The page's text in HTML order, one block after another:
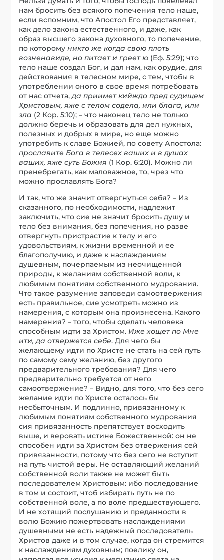
нам бросить без всякого попечения тело наше,
если вспомним, что Апостол Его представляет,
как дело закона естественного, и даже, как
образ высшего закона духовного, то попечение,
по которомуникто же когда свою плоть
возненавиде, но питает и греет ю (Еф. 5:29); что
тело наше создал Бог, и дал нам, как орудие, для
действования в телесном мире, с тем, чтобы в
употреблении оного в свое время потребовать
от нас отчета,да приимет кийждо пред судищем
Христовым, яже с телом содела, или блага, или
зла (2 Кор. 5:10); – что наконец тело не только
должно беречь и образовать для дел нужных,
полезных и добрых в мире, но еще можно
употребить к славе Божией, по совету Апостола:
прославите Бога в телесех ваших и в душах
ваших, яже суть Божия (1 Кор. 6:20). Можно ли
пренебрегать, как маловажное, то, чрез что
можно прославлять Бога?
И так, что же значит отвергнуться себя? – Из
сказанного, по необходимости, надлежит
заключить, что сие не значит бросить душу и
тело без внимания, без попечения, но разве
отвергнуть пристрастие к телу и его
удовольствиям, к жизни временной и ее
благополучию, и даже к наслаждениям
душевным, почерпаемым из неочищенной
природы, к желаниям собственной воли, к
любимым понятиям собственного мудрования.
Что такое разумение заповеди самоотвержения
есть правильное, сие усмотреть можно из
намерения, с которым она произнесена. Какого
намерения? – того, чтобы сделать человека
способным идти за Христом. Иже хощет по Мне
ити, да отвержется себе. Для чего бы
желающему идти по Христе не стать на сей путь
по самому сему желанию, без другого
предварительного требования? Для чего
предварительно требуется от него
самоотвержение? – Видно, для того, что без сего
желание идти по Христе осталось бы
несбыточным. И подлинно, привязанному к
любимым понятиям собственного мудрования
сия привязанность препятствует восходить
выше, и веровать истине Божественной: он не
способен идти за Христом без отвержения сей
привязанности, потому что без сего не вступит
на путь чистой веры. Не оставляющий желаний
собственной воли также не может быть
последователем Христовым: ибо последование
в том и состоит, чтоб избирать путь не по
собственной воле, а по воле предшествующего.
И не хотящий послушанию и преданности в
волю Божию пожертвовать наслаждениями
душевными не есть надежный последователь
Христов даже и в том случае, когда он стремится
к наслаждениям духовным; поелику он,